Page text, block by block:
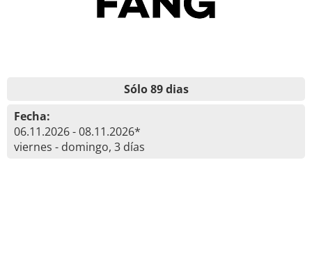
Sólo 89 dias
Fecha:
06.11.2026 - 08.11.2026*
viernes - domingo, 3 días